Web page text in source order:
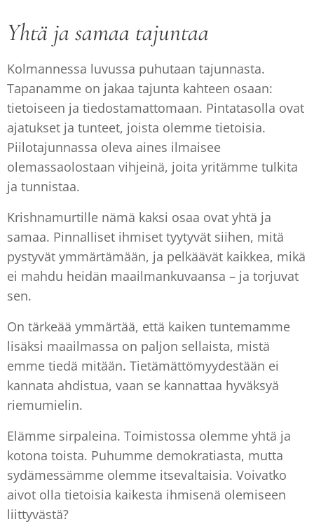
Yhtä ja samaa tajuntaa
Kolmannessa luvussa puhutaan tajunnasta.
Tapanamme on jakaa tajunta kahteen osaan:
tietoiseen ja tiedostamattomaan. Pintatasolla ovat
ajatukset ja tunteet, joista olemme tietoisia.
Piilotajunnassa oleva aines ilmaisee
olemassaolostaan vihjeinä, joita yritämme tulkita
ja tunnistaa.
Krishnamurtille nämä kaksi osaa ovat yhtä ja
samaa. Pinnalliset ihmiset tyytyvät siihen, mitä
pystyvät ymmärtämään, ja pelkäävät kaikkea, mikä
ei mahdu heidän maailmankuvaansa – ja torjuvat
sen.
On tärkeää ymmärtää, että kaiken tuntemamme
lisäksi maailmassa on paljon sellaista, mistä
emme tiedä mitään. Tietämättömyydestään ei
kannata ahdistua, vaan se kannattaa hyväksyä
riemumielin.
Elämme sirpaleina. Toimistossa olemme yhtä ja
kotona toista. Puhumme demokratiasta, mutta
sydämessämme olemme itsevaltaisia. Voivatko
aivot olla tietoisia kaikesta ihmisenä olemiseen
liittyvästä?